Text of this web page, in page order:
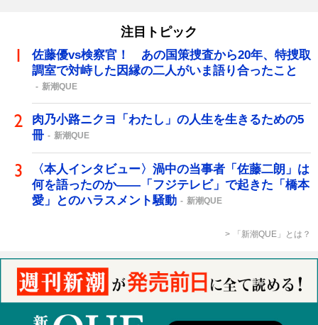
注目トピック
佐藤優vs検察官！ あの国策捜査から20年、特捜取
調室で対峙した因縁の二人がいま語り合ったこと
新潮QUE
肉乃小路ニクヨ「わたし」の人生を生きるための5
冊
新潮QUE
〈本人インタビュー〉渦中の当事者「佐藤二朗」は
何を語ったのか――「フジテレビ」で起きた「橋本
愛」とのハラスメント騒動
新潮QUE
「新潮QUE」とは？